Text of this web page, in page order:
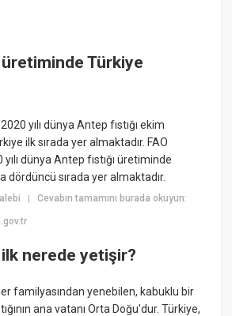
üretiminde Türkiye
yılı dünya Antep fıstığı ekim
ilk sırada yer almaktadır. FAO
dünya Antep fıstığı üretiminde
dördüncü sırada yer almaktadır.
|Cevabın tamamını burada okuyun:
ilk nerede yetişir?
familyasından yenebilen, kabuklu bir
ana vatanı Orta Doğu'dur. Türkiye,